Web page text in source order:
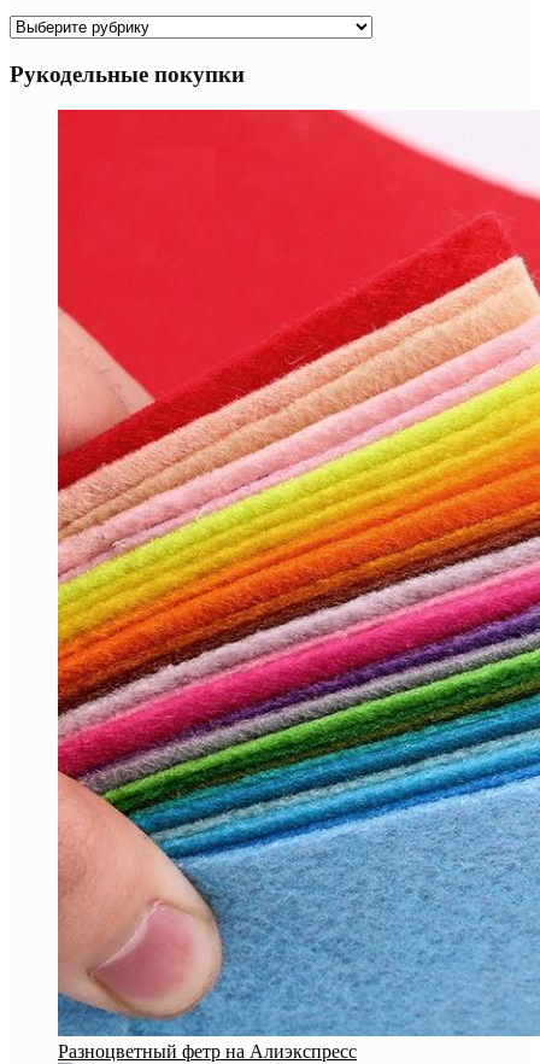
Рубрики
Рукодельные покупки
Разноцветный фетр на Алиэкспресс